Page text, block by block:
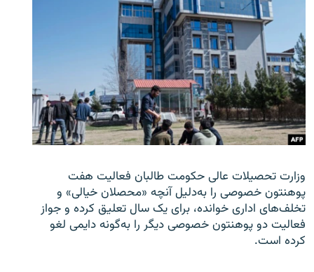
وزارت تحصیلات عالی حکومت طالبان فعالیت هفت
پوهنتون خصوصی را به‌دلیل آنچه «محصلان خیالی» و
تخلف‌های اداری خوانده، برای یک سال تعلیق کرده و جواز
فعالیت دو پوهنتون خصوصی دیگر را به‌گونه دایمی لغو
کرده است.